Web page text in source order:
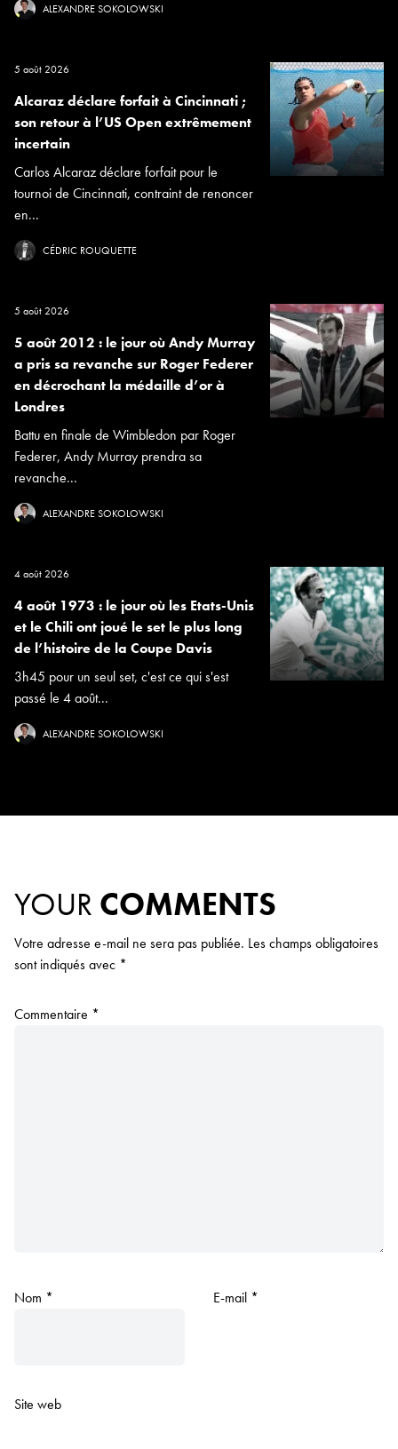
ALEXANDRE SOKOLOWSKI
5 août 2026
Alcaraz déclare forfait à Cincinnati ;
son retour à l’US Open extrêmement
incertain
Carlos Alcaraz déclare forfait pour le
tournoi de Cincinnati, contraint de renoncer
en...
CÉDRIC ROUQUETTE
5 août 2026
5 août 2012 : le jour où Andy Murray
a pris sa revanche sur Roger Federer
en décrochant la médaille d’or à
Londres
Battu en finale de Wimbledon par Roger
Federer, Andy Murray prendra sa
revanche...
ALEXANDRE SOKOLOWSKI
4 août 2026
4 août 1973 : le jour où les Etats-Unis
et le Chili ont joué le set le plus long
de l’histoire de la Coupe Davis
3h45 pour un seul set, c'est ce qui s'est
passé le 4 août...
ALEXANDRE SOKOLOWSKI
YOUR COMMENTS
Votre adresse e-mail ne sera pas publiée. Les champs obligatoires
sont indiqués avec *
Commentaire *
Nom * E-mail *
Site web